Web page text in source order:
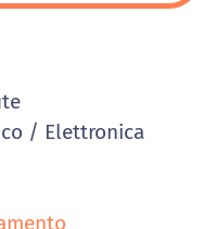
/ Elettronica